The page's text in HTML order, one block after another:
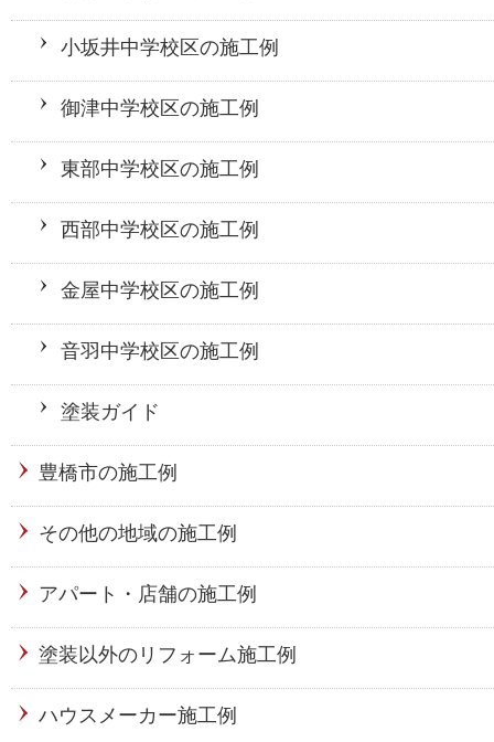
小坂井中学校区の施工例
御津中学校区の施工例
東部中学校区の施工例
西部中学校区の施工例
金屋中学校区の施工例
音羽中学校区の施工例
塗装ガイド
豊橋市の施工例
その他の地域の施工例
アパート・店舗の施工例
塗装以外のリフォーム施工例
ハウスメーカー施工例